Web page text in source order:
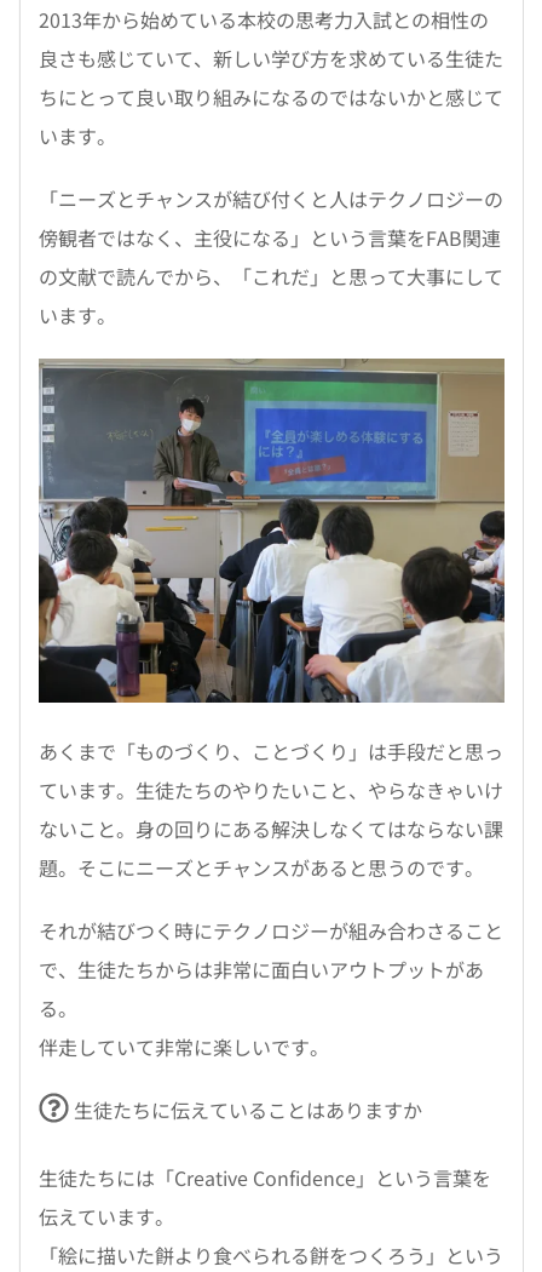
2013年から始めている本校の思考力入試との相性の
良さも感じていて、新しい学び方を求めている生徒た
ちにとって良い取り組みになるのではないかと感じて
います。
「ニーズとチャンスが結び付くと人はテクノロジーの
傍観者ではなく、主役になる」という言葉をFAB関連
の文献で読んでから、「これだ」と思って大事にして
います。
あくまで「ものづくり、ことづくり」は手段だと思っ
ています。生徒たちのやりたいこと、やらなきゃいけ
ないこと。身の回りにある解決しなくてはならない課
題。そこにニーズとチャンスがあると思うのです。
それが結びつく時にテクノロジーが組み合わさること
で、生徒たちからは非常に面白いアウトプットがあ
る。
伴走していて非常に楽しいです。
生徒たちに伝えていることはありますか
生徒たちには「Creative Confidence」という言葉を
伝えています。
「絵に描いた餅より食べられる餅をつくろう」という